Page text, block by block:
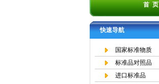
首 页
快速导航
国家标准物质
标准品对照品
进口标准品